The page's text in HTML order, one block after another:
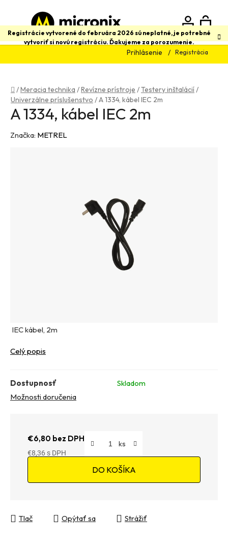
obsah
Registrácie vytvorené do februára 2026 sú neplatné, je potrebné
vytvoriť si novú registráciu. Ďakujeme za porozumenie.
Prihlásenie Registrácia
Hľadať
Domov
/Meracia technika /Revízne prístroje /Testery inštalácií/
Univerzálne príslušenstvo /A 1334, kábel IEC 2m
IEC kábel, 2m
Celý popis
Dostupnosť
Skladom
Možnosti doručenia
€6,80 bez DPH
€8,36
DO KOŠÍKA
Tlač Opýtať sa Strážiť
A 1334, kábel IEC 2m
Značka: METREL